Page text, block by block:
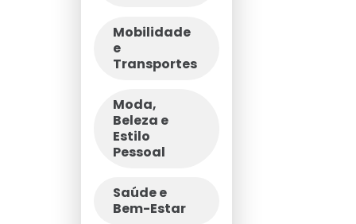
Mobilidade
e
Transportes
Moda,
Beleza e
Estilo
Pessoal
Saúde e
Bem-Estar